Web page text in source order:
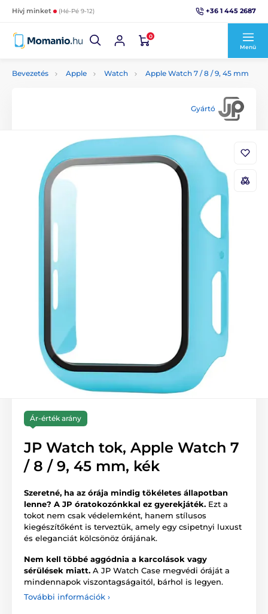
Hívj minket (Hé-Pé 9-12) +36 1 445 2687
0
Menü
Bevezetés Apple Watch Apple Watch 7 / 8 / 9, 45 mm
Gyártó
Ár-érték arány
JP Watch tok, Apple Watch 7
/ 8 / 9, 45 mm, kék
Szeretné, ha az órája mindig tökéletes állapotban
lenne? A JP óratokozónkkal ez gyerekjáték. Ezt a
tokot nem csak védelemként, hanem stílusos
kiegészítőként is terveztük, amely egy csipetnyi luxust
és eleganciát kölcsönöz órájának.
Nem kell többé aggódnia a karcolások vagy
sérülések miatt. A JP Watch Case megvédi óráját a
mindennapok viszontagságaitól, bárhol is legyen.
További információk ›